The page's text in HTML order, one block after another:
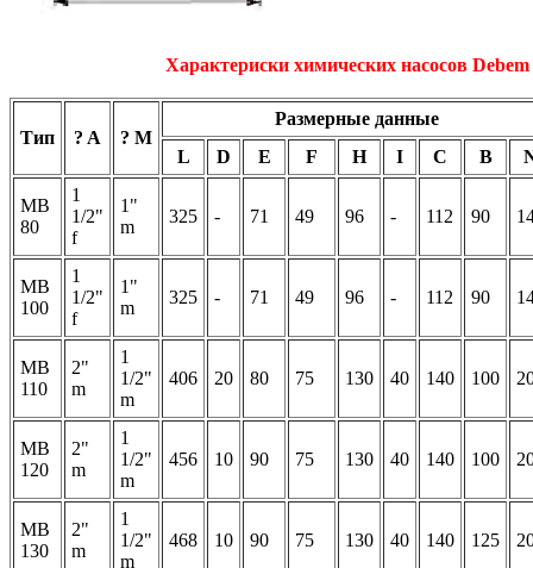
Характериски химических насосов
Тип ? A ? M
Размерные данные
L
D E F H I C B
MB
80
1
1/2"
f
1"
m
325 - 71 49 96 - 112 90
MB
100
1
1/2"
f
1"
m
325 - 71 49 96 - 112 90
MB
110
2"
m
1
1/2"
m
406 20 80 75 130 40 140 100
MB
120
2"
m
1
1/2"
m
456 10 90 75 130 40 140 100
MB
130
2"
m
1
1/2"
m
468 10 90 75 130 40 140 125